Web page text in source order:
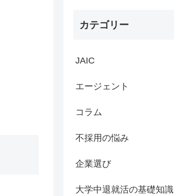
カテゴリー
JAIC
エージェント
コラム
不採用の悩み
企業選び
大学中退就活の基礎知識